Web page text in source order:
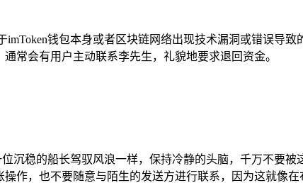
钱包本身或者区块链网络出现技术漏洞或错误导
常会有用户主动联系李先生，礼貌地要求退回资金。
沉稳的船长驾驭风浪一样，保持冷静的头脑，千万不要
作，也不要随意与陌生的发送方进行联系，因为这就像